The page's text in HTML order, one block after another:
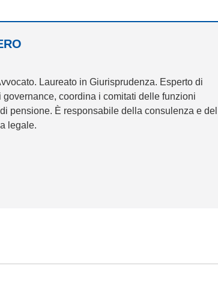
Laureato in Giurisprudenza. Esperto di
governance, coordina i comitati delle funzioni
pensione. È responsabile della consulenza e
legale.